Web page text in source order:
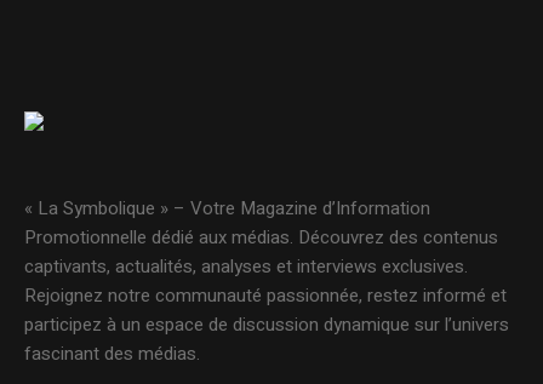
« La Symbolique » – Votre Magazine d’Information
Promotionnelle dédié aux médias. Découvrez des contenus
captivants, actualités, analyses et interviews exclusives.
Rejoignez notre communauté passionnée, restez informé et
participez à un espace de discussion dynamique sur l’univers
fascinant des médias.